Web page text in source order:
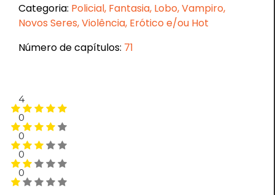
Categoria: Policial, Fantasia, Lobo, Vampiro,
Novos Seres, Violência, Erótico e/ou Hot
Número de capítulos: 71
4
0
0
0
0